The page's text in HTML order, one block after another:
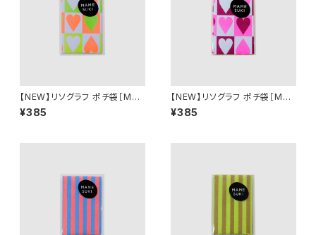
【NEW】リソグラフ ポチ袋［MA
MESUKI Basis ハート］ Neon
Orange × light Green
¥385
【NEW】リソグラフ ポチ袋［MA
MESUKI Basis ハート］ Pink
× Burgundy
¥385